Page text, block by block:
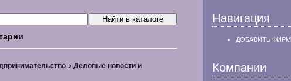
Деловые новости и
Навигация
ДОБАВИТЬ
Компании